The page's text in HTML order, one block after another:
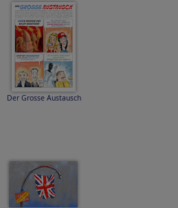
Der Grosse Austausch